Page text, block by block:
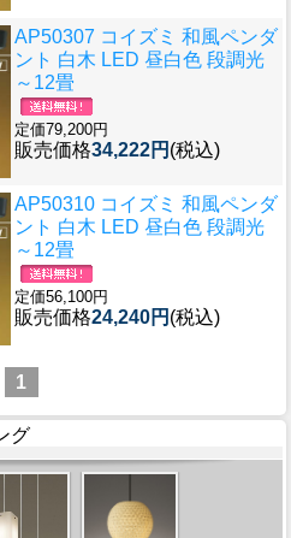
AP50307 コイズミ 和風ペンダ
ント 白木 LED 昼白色 段調光
～12畳
定価79,200円
販売価格34,222円 (税込)
AP50310 コイズミ 和風ペンダ
ント 白木 LED 昼白色 段調光
～12畳
定価56,100円
販売価格24,240円 (税込)
1
グ